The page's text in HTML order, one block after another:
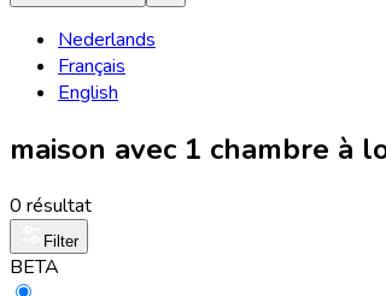
Nederlands
Français
English
maison avec 1 chambre à
0 résultat
Filter
BETA